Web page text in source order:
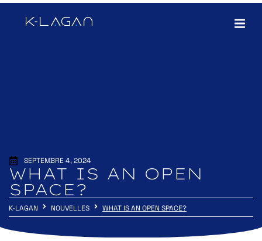
SEPTEMBRE 4, 2024
WHAT IS AN OPEN
SPACE?
K-LAGAN NOUVELLES WHAT IS AN OPEN SPACE?